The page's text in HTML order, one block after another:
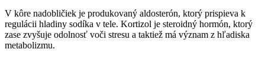
V kôre nadobličiek je produkovaný aldosterón, ktorý prispieva k
regulácii hladiny sodíka v tele. Kortizol je steroidný hormón, ktorý
zase zvyšuje odolnosť voči stresu a taktiež má význam z hľadiska
metabolizmu.